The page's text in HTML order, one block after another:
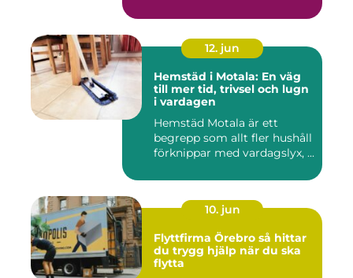
12. jun
Hemstäd i Motala: En väg
till mer tid, trivsel och lugn
i vardagen
Hemstäd Motala är ett
begrepp som allt fler hushåll
förknippar med vardagslyx, ...
10. jun
Flyttfirma Örebro så hittar
du trygg hjälp när du ska
flytta